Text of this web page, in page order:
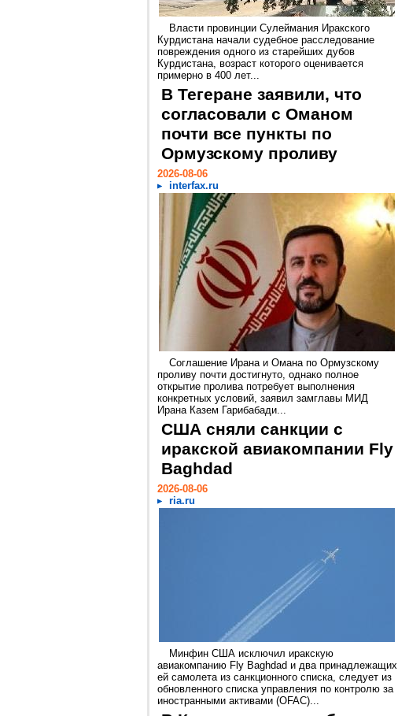
Власти провинции Сулеймания Иракского
Курдистана начали судебное расследование
повреждения одного из старейших дубов
Курдистана, возраст которого оценивается
примерно в 400 лет...
В Тегеране заявили, что
согласовали с Оманом
почти все пункты по
Ормузскому проливу
2026-08-06
interfax.ru
Соглашение Ирана и Омана по Ормузскому
проливу почти достигнуто, однако полное
открытие пролива потребует выполнения
конкретных условий, заявил замглавы МИД
Ирана Казем Гарибабади...
США сняли санкции с
иракской авиакомпании Fly
Baghdad
2026-08-06
ria.ru
Минфин США исключил иракскую
авиакомпанию Fly Baghdad и два принадлежащих
ей самолета из санкционного списка, следует из
обновленного списка управления по контролю за
иностранными активами (OFAC)...